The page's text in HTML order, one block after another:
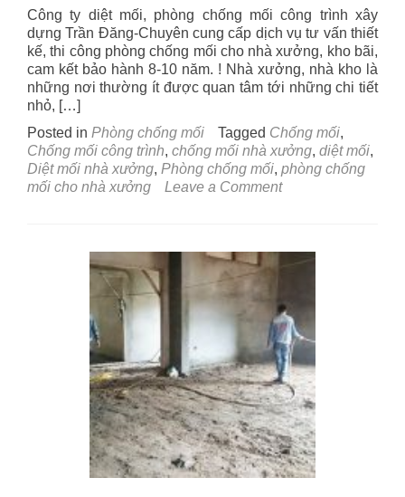
Công ty diệt mối, phòng chống mối công trình xây
dựng Trần Đăng-Chuyên cung cấp dịch vụ tư vấn thiết
kế, thi công phòng chống mối cho nhà xưởng, kho bãi,
cam kết bảo hành 8-10 năm. ! Nhà xưởng, nhà kho là
những nơi thường ít được quan tâm tới những chi tiết
nhỏ, […]
Posted in Phòng chống mối Tagged Chống mối,
Chống mối công trình, chống mối nhà xưởng, diệt mối,
Diệt mối nhà xưởng, Phòng chống mối, phòng chống
mối cho nhà xưởng
Leave a Commenton
công
mối
cho
nhà
xưởng,
kho
bãi
–
Cam
kết
bảo